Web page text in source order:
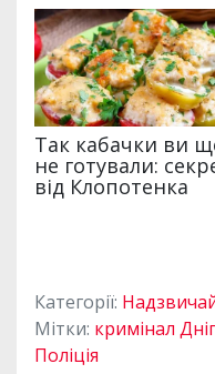
Категорії:
Мітки: кримінал
Поліція